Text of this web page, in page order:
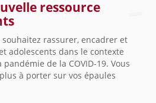
ressource
souhaitez rassurer, encadrer et
adolescents dans le contexte
de la COVID-19. Vous
à porter sur vos épaules